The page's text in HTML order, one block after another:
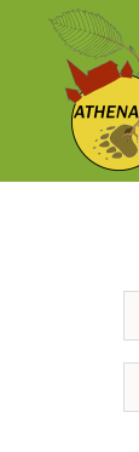
Passer
contenu